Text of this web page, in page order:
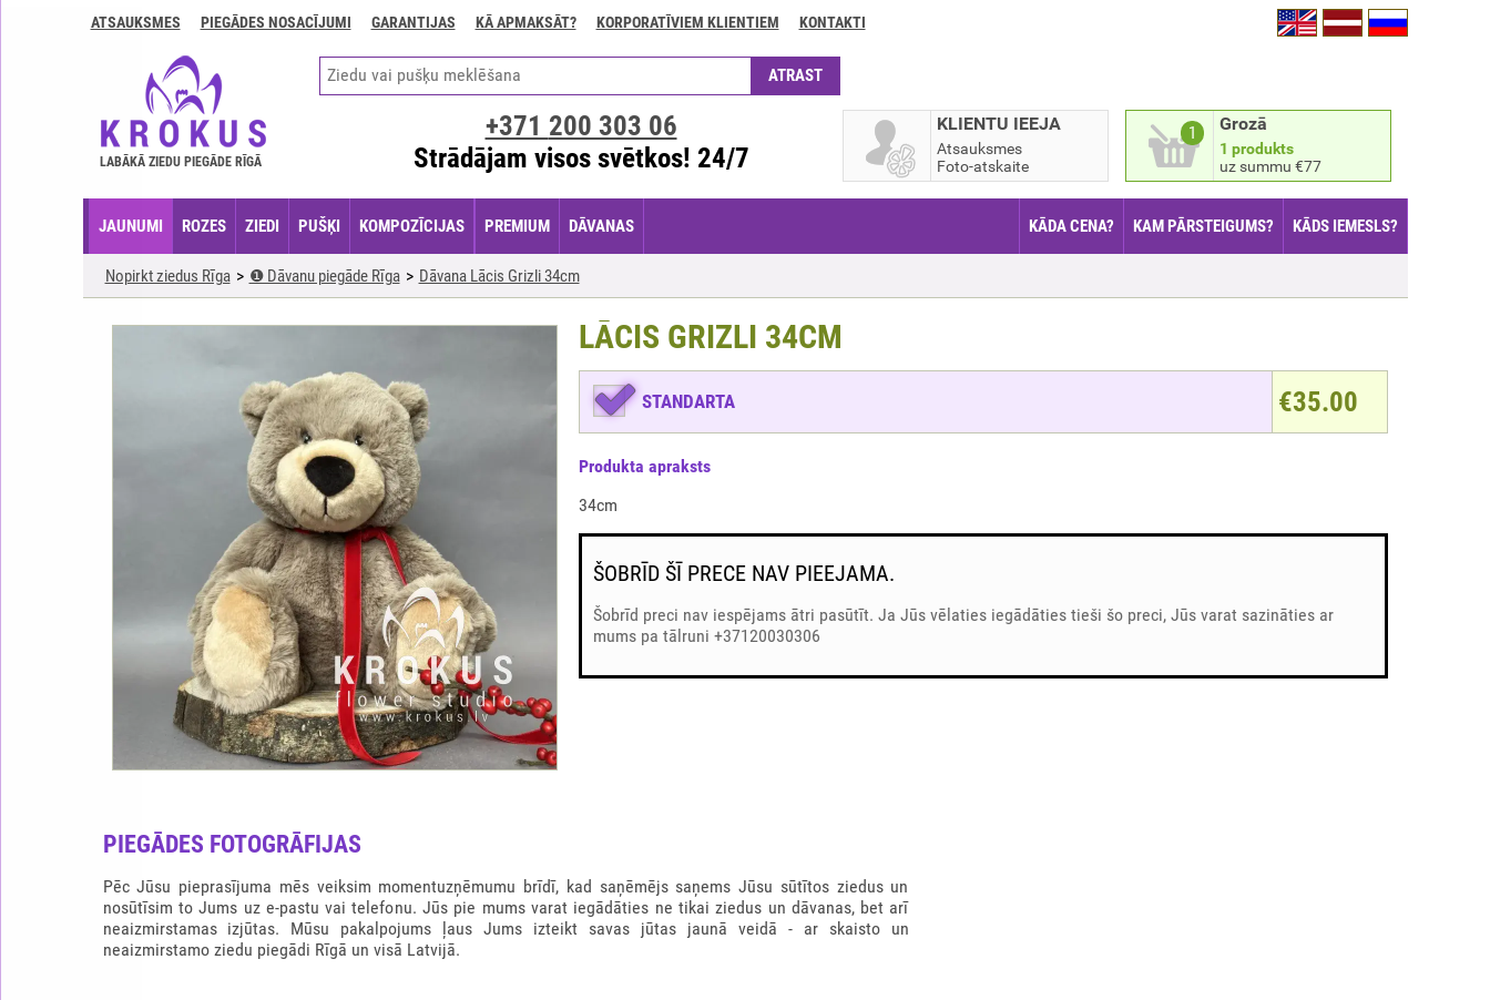
GARANTIJAS
apmaksāt?
pasūtījumu?
ATSAUKSMES PIEGĀDES NOSACĪJUMI GARANTIJAS KĀ APMAKSĀT? KORPORATĪVIEM KLIENTIEM KONTAKTI
LABĀKĀ ZIEDU PIEGĀDE RĪGĀ
1 Grozā
1 produkts
uz summu €77
KLIENTU IEEJA
Atsauksmes
Foto-atskaite
+371 200 303 06
Strādājam visos svētkos! 24/7
JAUNUMI ROZES ZIEDI PUŠĶI KOMPOZĪCIJAS PREMIUM DĀVANAS KĀDA CENA? KAM PĀRSTEIGUMS? KĀDS IEMESLS?
Nopirkt ziedus Rīga ❶ Dāvanu piegāde Rīga Dāvana Lācis Grizli 34cm
LĀCIS GRIZLI 34CM
€35.00
STANDARTA
Produkta apraksts
34cm
ŠOBRĪD ŠĪ PRECE NAV PIEEJAMA.
Šobrīd preci nav iespējams ātri pasūtīt. Ja Jūs vēlaties iegādāties tieši šo preci, Jūs varat sazināties ar
mums pa tālruni +37120030306
PIEGĀDES FOTOGRĀFIJAS
Pēc Jūsu pieprasījuma mēs veiksim momentuzņēmumu brīdī, kad saņēmējs saņems Jūsu sūtītos ziedus un
nosūtīsim to Jums uz e-pastu vai telefonu. Jūs pie mums varat iegādāties ne tikai ziedus un dāvanas, bet arī
neaizmirstamas izjūtas. Mūsu pakalpojums ļaus Jums izteikt savas jūtas jaunā veidā - ar skaisto un
neaizmirstamo ziedu piegādi Rīgā un visā Latvijā.